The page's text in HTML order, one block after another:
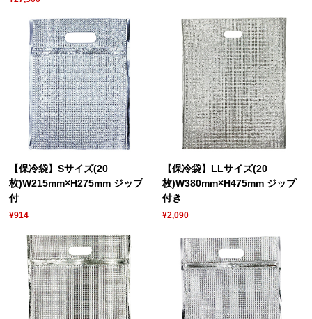
【保冷袋】Sサイズ(20
枚)W215mm×H275mm ジップ
付
¥914
【保冷袋】LLサイズ(20
枚)W380mm×H475mm ジップ
付き
¥2,090